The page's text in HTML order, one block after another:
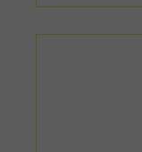
mit
Sockel in RAL
RAL 7021-